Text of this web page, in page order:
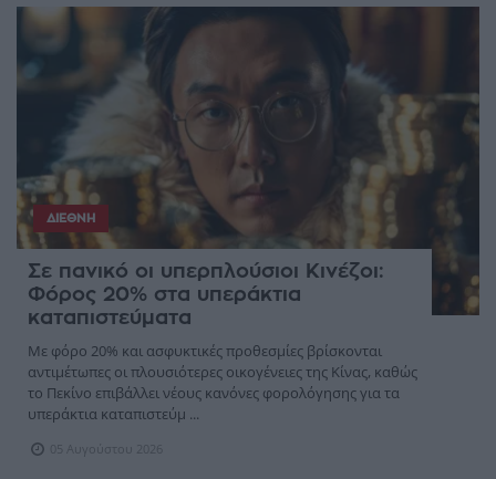
ΔΙΕΘΝΉ
Σε πανικό οι υπερπλούσιοι Κινέζοι:
Φόρος 20% στα υπεράκτια
καταπιστεύματα
Με φόρο 20% και ασφυκτικές προθεσμίες βρίσκονται
αντιμέτωπες οι πλουσιότερες οικογένειες της Κίνας, καθώς
το Πεκίνο επιβάλλει νέους κανόνες φορολόγησης για τα
υπεράκτια καταπιστεύμ ...
05 Αυγούστου 2026